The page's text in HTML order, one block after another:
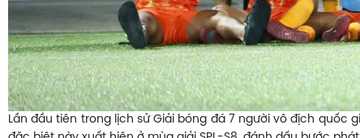
Lần đầu tiên trong lịch sử Giải bóng đá 7 người vô địch